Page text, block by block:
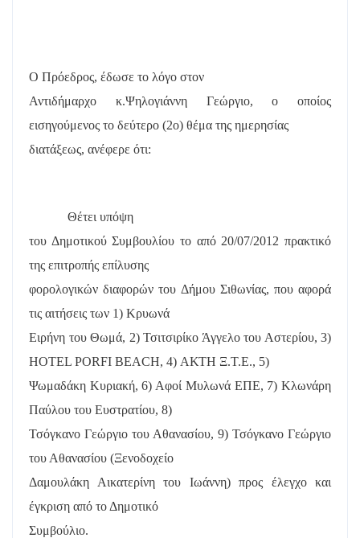
Ο Πρόεδρος, έδωσε το λόγο στον
Αντιδήμαρχο κ.Ψηλογιάννη Γεώργιο, ο οποίος
εισηγούμενος το δεύτερο (2o) θέμα της ημερησίας
διατάξεως, ανέφερε ότι:
Θέτει υπόψη
του Δημοτικού Συμβουλίου το από 20/07/2012 πρακτικό
της επιτροπής επίλυσης
φορολογικών διαφορών του Δήμου Σιθωνίας, που αφορά
τις αιτήσεις των 1) Κρυωνά
Ειρήνη του Θωμά, 2) Τσιτσιρίκο Άγγελο του Αστερίου, 3)
HOTEL PORFI BEACH, 4) ΑΚΤΗ Ξ.Τ.Ε., 5)
Ψωμαδάκη Κυριακή, 6) Αφοί Μυλωνά ΕΠΕ, 7) Κλωνάρη
Παύλου του Ευστρατίου, 8)
Τσόγκανο Γεώργιο του Αθανασίου, 9) Τσόγκανο Γεώργιο
του Αθανασίου (Ξενοδοχείο
Δαμουλάκη Αικατερίνη του Ιωάννη) προς έλεγχο και
έγκριση από το Δημοτικό
Συμβούλιο.